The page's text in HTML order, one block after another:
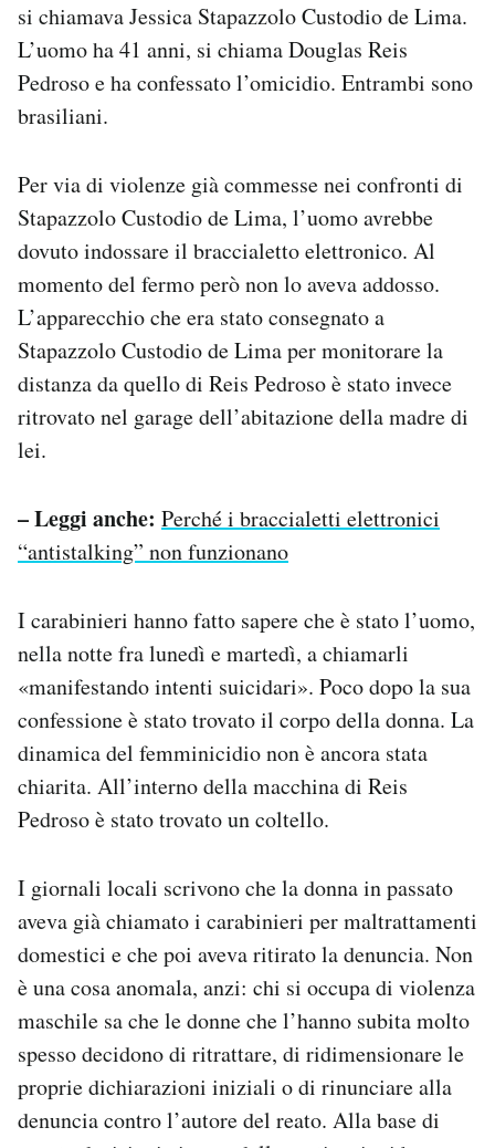
Regala il Post
Hai bisogno di aiuto?
si chiamava Jessica Stapazzolo Custodio de Lima.
L’uomo ha 41 anni, si chiama Douglas Reis
Pedroso e ha confessato l’omicidio. Entrambi sono
brasiliani.
Per via di violenze già commesse nei confronti di
Stapazzolo Custodio de Lima, l’uomo avrebbe
dovuto indossare il braccialetto elettronico. Al
momento del fermo però non lo aveva addosso.
L’apparecchio che era stato consegnato a
Stapazzolo Custodio de Lima per monitorare la
distanza da quello di Reis Pedroso è stato invece
ritrovato nel garage dell’abitazione della madre di
lei.
– Leggi anche: Perché i braccialetti elettronici
“antistalking” non funzionano
I carabinieri hanno fatto sapere che è stato l’uomo,
nella notte fra lunedì e martedì, a chiamarli
«manifestando intenti suicidari». Poco dopo la sua
confessione è stato trovato il corpo della donna. La
dinamica del femminicidio non è ancora stata
chiarita. All’interno della macchina di Reis
Pedroso è stato trovato un coltello.
I giornali locali scrivono che la donna in passato
aveva già chiamato i carabinieri per maltrattamenti
domestici e che poi aveva ritirato la denuncia. Non
è una cosa anomala, anzi: chi si occupa di violenza
maschile sa che le donne che l’hanno subita molto
spesso decidono di ritrattare, di ridimensionare le
proprie dichiarazioni iniziali o di rinunciare alla
denuncia contro l’autore del reato. Alla base di